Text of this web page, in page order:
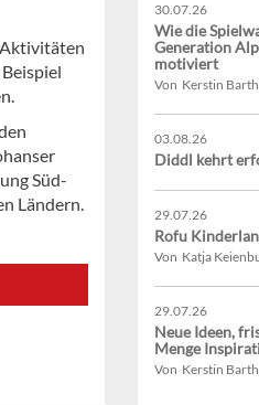
Aktivitäten
Süd-
Ländern.
30.07.26
Wie die
Generation
motiviert
Von Kerstin
03.08.26
Diddl kehrt
29.07.26
Rofu
Von Katja
29.07.26
Neue Ideen,
Menge
Von Kerstin